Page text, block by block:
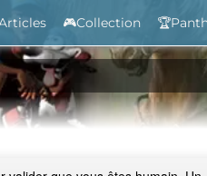
🎮Collection